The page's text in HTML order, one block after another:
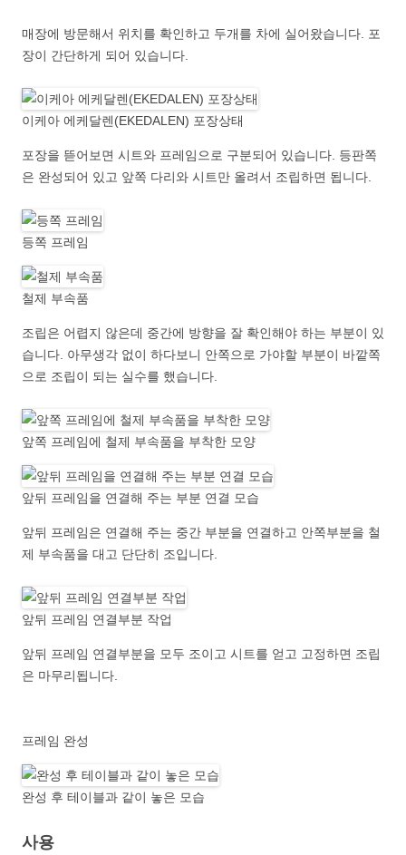
매장에 방문해서 위치를 확인하고 두개를 차에 실어왔습니다. 포
장이 간단하게 되어 있습니다.
이케아 에케달렌(EKEDALEN) 포장상태
포장을 뜯어보면 시트와 프레임으로 구분되어 있습니다. 등판쪽
은 완성되어 있고 앞쪽 다리와 시트만 올려서 조립하면 됩니다.
등쪽 프레임
철제 부속품
조립은 어렵지 않은데 중간에 방향을 잘 확인해야 하는 부분이 있
습니다. 아무생각 없이 하다보니 안쪽으로 가야할 부분이 바깥쪽
으로 조립이 되는 실수를 했습니다.
앞쪽 프레임에 철제 부속품을 부착한 모양
앞뒤 프레임을 연결해 주는 부분 연결 모습
앞뒤 프레임은 연결해 주는 중간 부분을 연결하고 안쪽부분을 철
제 부속품을 대고 단단히 조입니다.
앞뒤 프레임 연결부분 작업
앞뒤 프레임 연결부분을 모두 조이고 시트를 얻고 고정하면 조립
은 마무리됩니다.
프레임 완성
완성 후 테이블과 같이 놓은 모습
사용